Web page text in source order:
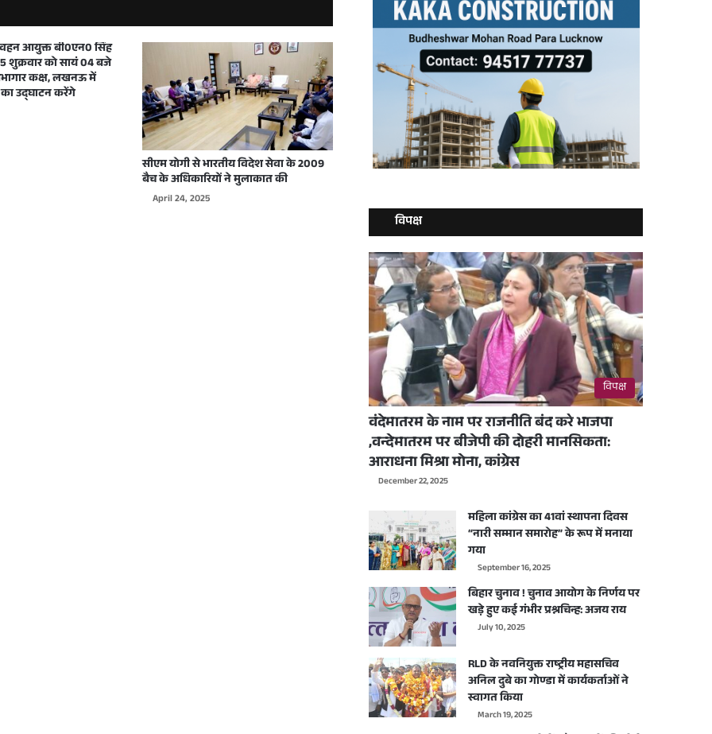
मुख्यमंत्री ने शारदीय नवरात्रि में महाअष्टमी एवं महानवमी के अवसर पर प्रदेशवासियों को हार्दिक बधाई और शुभकामनाएं दीं
दिल्ली में WJAI द्वारा आयोजित होने वाले कार्यक्रम के लिए उत्तर प्रदेश के मुख्यमंत्री योगी आदित्यनाथ को दिया गया आमंत्रण
आयुक्त बी0एन0 सिंह
शुक्रवार को सायं 04 बजे
कक्ष, लखनऊ में
उद्घाटन करेंगे
सीएम योगी से भारतीय विदेश सेवा के 2009
बैच के अधिकारियों ने मुलाकात की
April 24, 2025
विपक्ष
विपक्ष
वंदेमातरम के नाम पर राजनीति बंद करे भाजपा
,वन्देमातरम पर बीजेपी की दोहरी मानसिकता:
आराधना मिश्रा मोना, कांग्रेस
December 22, 2025
महिला कांग्रेस का 41वां स्थापना दिवस
“नारी सम्मान समारोह” के रूप में मनाया
गया
September 16, 2025
बिहार चुनाव ! चुनाव आयोग के निर्णय पर
खड़े हुए कई गंभीर प्रश्नचिन्ह: अजय राय
July 10, 2025
RLD के नवनियुक्त राष्ट्रीय महासचिव
अनिल दुबे का गोण्डा में कार्यकर्ताओं ने
स्वागत किया
March 19, 2025